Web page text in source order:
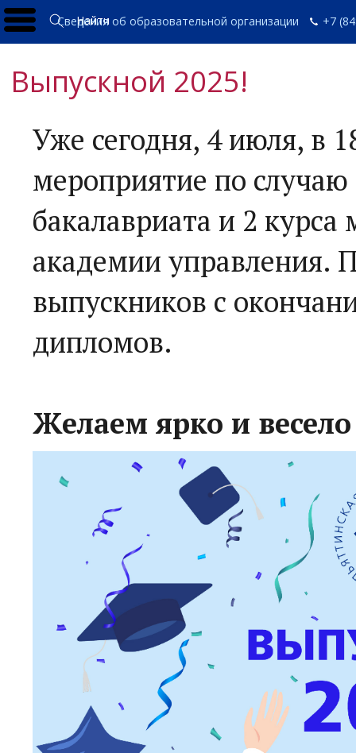
Найти
Сведения об образовательной организации +7
Выпускной 2025!
Уже сегодня, 4 июля, в
мероприятие по случаю
бакалавриата и 2
академии управления.
выпускников с
дипломов.
Желаем ярко и